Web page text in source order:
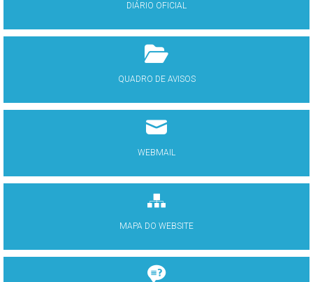
DIÁRIO OFICIAL
QUADRO DE AVISOS
WEBMAIL
MAPA DO WEBSITE